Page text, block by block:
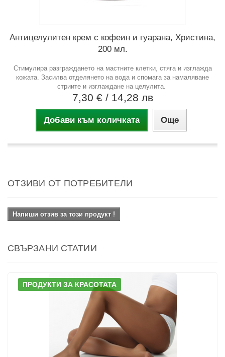
Антицелулитен крем с кофеин и гуарана, Христина,
200 мл.
Стимулира разграждането на мастните клетки, стяга и изглажда
кожата. Засилва отделянето на вода и спомага за намаляване
стриите и изглаждане на целулита.
7,30 € / 14,28 лв
Добави към количката Още
ОТЗИВИ ОТ ПОТРЕБИТЕЛИ
Напиши отзив за този продукт !
СВЪРЗАНИ СТАТИИ
ПРОДУКТИ ЗА КРАСОТАТА